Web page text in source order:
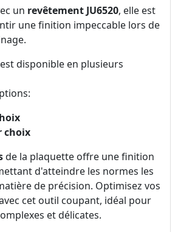
un revêtement JU6520, elle est
une finition impeccable lors de
est disponible en plusieurs
choix
de la plaquette offre une finition
d'atteindre les normes les
de précision. Optimisez vos
cet outil coupant, idéal pour
et délicates.